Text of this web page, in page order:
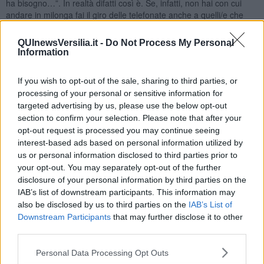
QUInewsVersilia.it - Do Not Process My Personal
Information
If you wish to opt-out of the sale, sharing to third parties, or
processing of your personal or sensitive information for
targeted advertising by us, please use the below opt-out
section to confirm your selection. Please note that after your
opt-out request is processed you may continue seeing
interest-based ads based on personal information utilized by
us or personal information disclosed to third parties prior to
your opt-out. You may separately opt-out of the further
disclosure of your personal information by third parties on the
IAB’s list of downstream participants. This information may
also be disclosed by us to third parties on the IAB’s List of
Downstream Participants that may further disclose it to other
Personal Data Processing Opt Outs
ha bisogno…”. In realtà difatti così è. Se, infatti, non hai con cui
andare in milonga fai il giro delle telefonate anche a quelli/e che
ho trovato nessuno) e altrettanto tacitamente si accetta la
telefonata senza esprimere giudizi (so che mi hai chiamato perché
Oggi è scientificamente provato che itangueriper conservare
condizioni di benessere hanno bisogno di soddisfare la loro voglia
di andare a ballare. Questo bisogno è indispensabile per avere uno
sviluppo tanguero complessivamente buono. Le esperienze di base
sono quelle che determinano il futuro di un ballerino di tango e
rappresentano i “mattoni” su cui il tanguero costruirà e svilupperà
tutto il suo essere.
Ai leader delle bandepertanto faccio notare che sono
responsabili in qualche modo dei loro membri specie quelli novelli
appena entrati a far parte di questo mondo. Buon tango!
Maria Caruso